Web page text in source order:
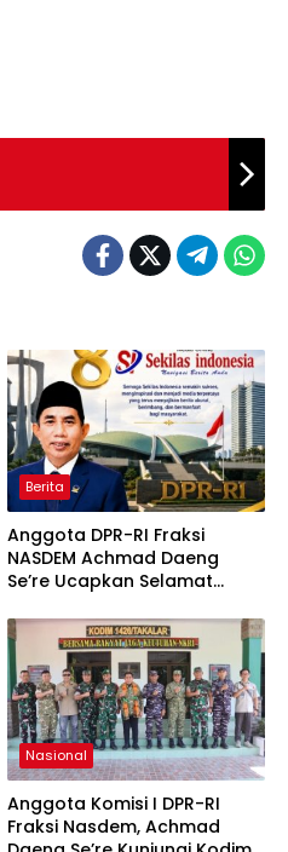
Berita
Anggota DPR-RI Fraksi
NASDEM Achmad Daeng
Se’re Ucapkan Selamat
Sekilas Indonesia, Apresiasi
Peran Pers dalam
Membangun Bangsa
Nasional
Anggota Komisi I DPR-RI
Fraksi Nasdem, Achmad